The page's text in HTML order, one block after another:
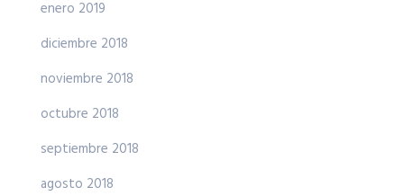
enero 2019
diciembre 2018
noviembre 2018
octubre 2018
septiembre 2018
agosto 2018